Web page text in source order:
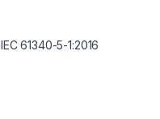
61340-5-1:2016